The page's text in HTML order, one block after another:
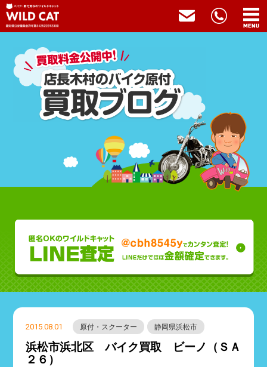
2015.08.01 原付・スクーター 静岡県浜松市
浜松市浜北区 バイク買取 ビーノ（ＳＡ
２６）